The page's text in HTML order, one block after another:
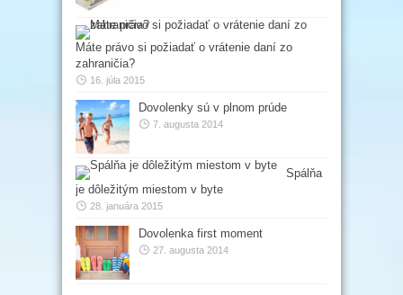
Máte právo si požiadať o vrátenie daní zo
zahraničia?
16. júla 2015
Dovolenky sú v plnom prúde
7. augusta 2014
Spálňa
je dôležitým miestom v byte
28. januára 2015
Dovolenka first moment
27. augusta 2014